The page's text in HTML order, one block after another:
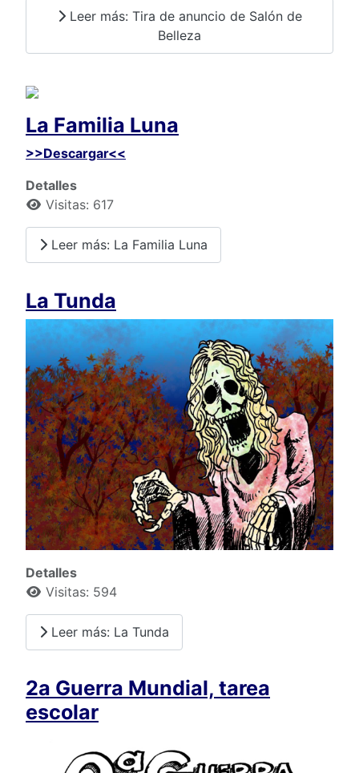
Leer más: Tira de anuncio de Salón de
Belleza
La Familia Luna
>>Descargar<<
Detalles
Visitas: 617
Leer más: La Familia Luna
La Tunda
Detalles
Visitas: 594
Leer más: La Tunda
2a Guerra Mundial, tarea
escolar